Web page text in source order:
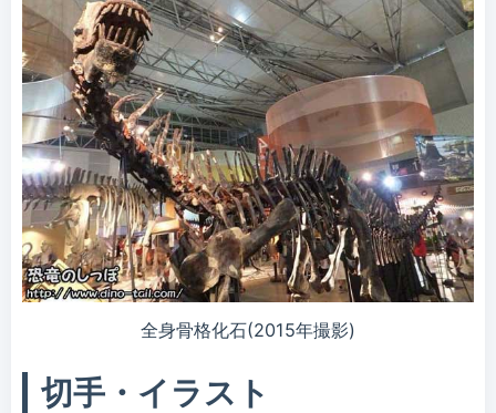
全身骨格化石(2015年撮影)
切手・イラスト